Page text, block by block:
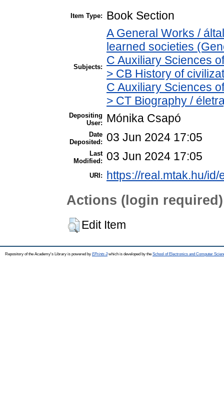
Item Type: Book Section
Subjects:
A General Works /
learned societies
C Auxiliary Sciences
> CB History of
C Auxiliary Sciences
> CT Biography /
Depositing
User:
Mónika Csapó
Date
Deposited:
03 Jun 2024 17:05
Last
Modified:
03 Jun 2024 17:05
URI: https://real.mtak.hu/id/
Actions (login required)
Edit Item
Repository of the Academy's Library is powered by EPrints 3which is developed by the School of Electronics and Computer